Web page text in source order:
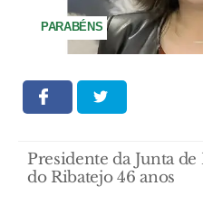
PARABÉNS
Presidente da Junta
do Ribatejo 46 anos